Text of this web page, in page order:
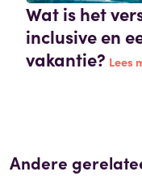
Wat is het
inclusive en
vakantie? Lees
Andere